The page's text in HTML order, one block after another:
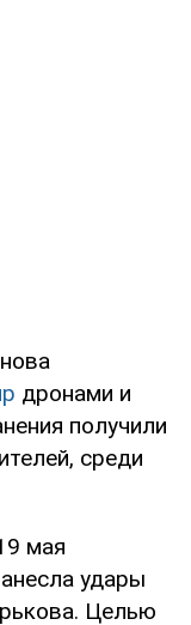
дронами и
получили
среди
мая
удары
Целью